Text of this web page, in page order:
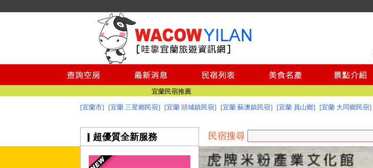
宜蘭美食
宜蘭景點推薦
澎湖民宿推薦
綠島民宿
小琉球民宿
台南民宿
宜蘭民宿推薦
宜蘭美食
宜蘭景點推薦
澎湖民宿推薦
[宜蘭市] [宜蘭 三星鄉民宿] [宜蘭 頭城鎮民宿] [宜蘭 蘇澳鎮民宿] [宜蘭 員山鄉] [宜蘭 大同鄉民宿]
超優質全新服務 民宿搜尋